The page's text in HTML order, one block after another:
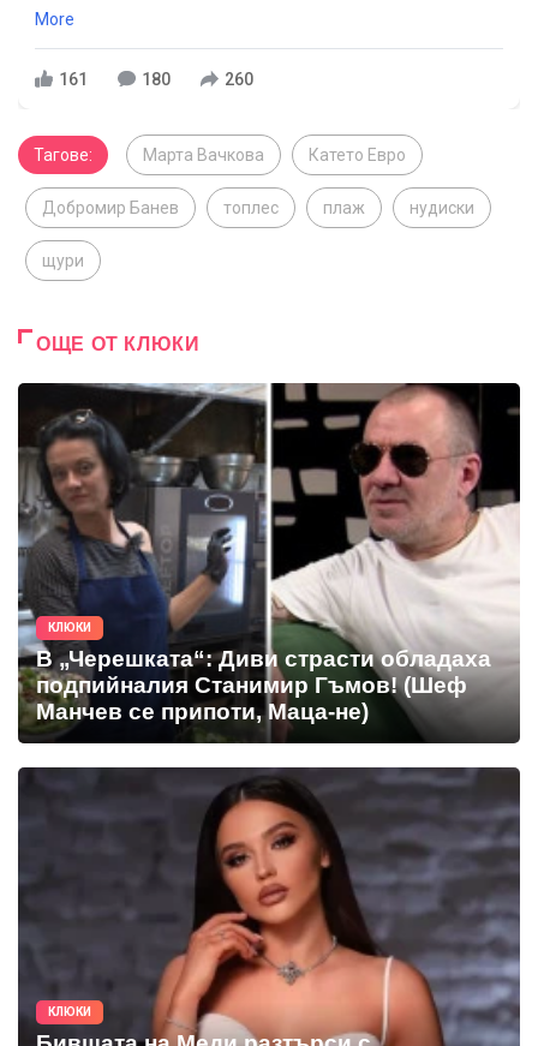
More
161 180 260
Тагове: Марта Вачкова Катето Евро
Добромир Банев топлес плаж нудиски
щури
ОЩЕ ОТ КЛЮКИ
КЛЮКИ
В „Черешката“: Диви страсти обладаха
подпийналия Станимир Гъмов! (Шеф
Манчев се припоти, Маца-не)
КЛЮКИ